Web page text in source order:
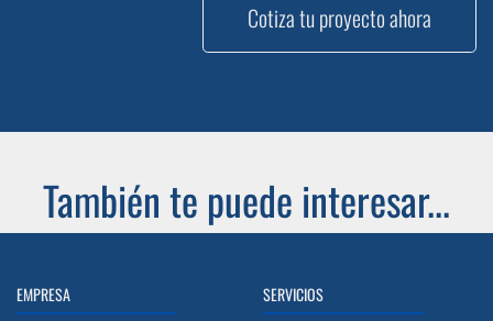
Cotiza tu proyecto ahora
También te puede interesar...
EMPRESA
SERVICIOS